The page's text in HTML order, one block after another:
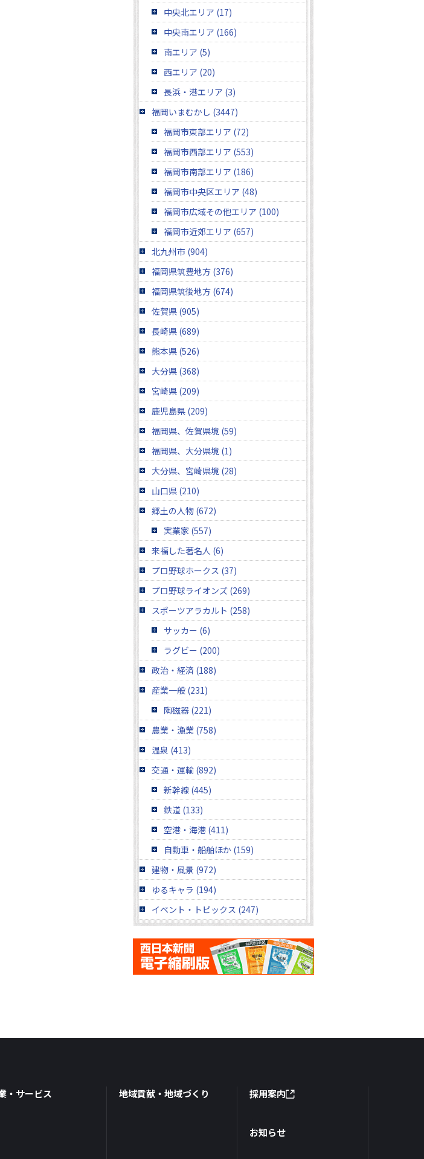
中央北エリア (17)
中央南エリア (166)
南エリア (5)
西エリア (20)
長浜・港エリア (3)
福岡いまむかし (3447)
福岡市東部エリア (72)
福岡市西部エリア (553)
福岡市南部エリア (186)
福岡市中央区エリア (48)
福岡市広域その他エリア (100)
福岡市近郊エリア (657)
北九州市 (904)
福岡県筑豊地方 (376)
福岡県筑後地方 (674)
佐賀県 (905)
長崎県 (689)
熊本県 (526)
大分県 (368)
宮崎県 (209)
鹿児島県 (209)
福岡県、佐賀県境 (59)
福岡県、大分県境 (1)
大分県、宮崎県境 (28)
山口県 (210)
郷土の人物 (672)
実業家 (557)
来福した著名人 (6)
プロ野球ホークス (37)
プロ野球ライオンズ (269)
スポーツアラカルト (258)
サッカー (6)
ラグビー (200)
政治・経済 (188)
産業一般 (231)
陶磁器 (221)
農業・漁業 (758)
温泉 (413)
交通・運輸 (892)
新幹線 (445)
鉄道 (133)
空港・海港 (411)
自動車・船舶ほか (159)
建物・風景 (972)
ゆるキャラ (194)
イベント・トピックス (247)
・サービス 地域貢献・地域づくり 採用案内
お知らせ